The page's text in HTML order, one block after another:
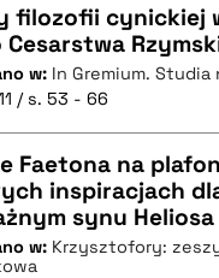
filozofii cynickiej
w: In Gremium.
/ s. 53 - 66
TEKST
Faetona na
inspiracjach
synu Heliosa
w: Krzysztofory: